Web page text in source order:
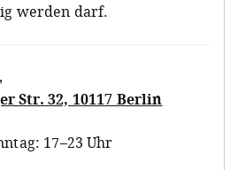
werden darf.
,
Str. 32, 10117 Berlin
17–23 Uhr